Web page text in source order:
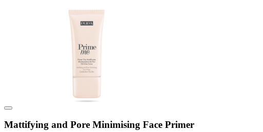
Mattifying and Pore Minimising Face Primer